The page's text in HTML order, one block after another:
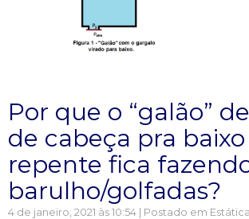
Por que o “galão”
de cabeça pra
repente fica
barulho/golfadas?
4 de janeiro, 2021 às 10:54 | Postado em